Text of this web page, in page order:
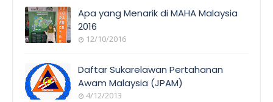
COVERAGE
Apa yang Menarik di MAHA Malaysia
2016
12/10/2016
Daftar Sukarelawan Pertahanan
Awam Malaysia (JPAM)
4/12/2013